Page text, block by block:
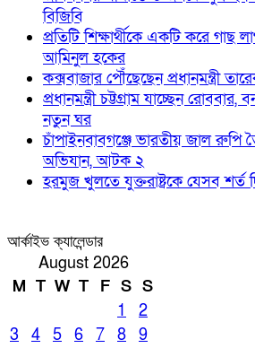
বিজিবি
প্রতিটি শিক্ষার্থীকে একটি করে গাছ
আমিনুল হকের
কক্সবাজার পৌঁছেছেন প্রধানমন্ত্রী
প্রধানমন্ত্রী চট্টগ্রাম যাচ্ছেন রোববার,
নতুন ঘর
চাঁপাইনবাবগঞ্জে ভারতীয় জাল রুপি
অভিযান, আটক ২
হরমুজ খুলতে যুক্তরাষ্ট্রকে যেসব শর্ত
আর্কাইভ ক্যালেন্ডার
August 2026
M T W T F S S
1
2
3
4 5 6 7 8
9